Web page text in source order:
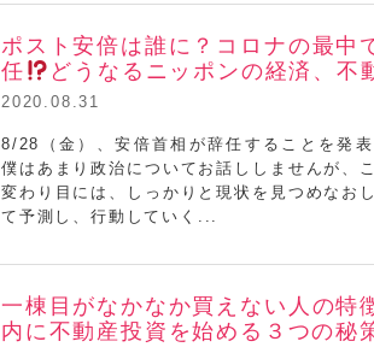
浦田健ミニセミナー
ポスト安倍は誰に？コロナの最中
任
どうなるニッポンの経済、不
2020.08.31
8/28（金）、安倍首相が辞任することを発
僕はあまり政治についてお話ししませんが、
変わり目には、しっかりと現状を見つめなお
て予測し、行動していく...
一棟目がなかなか買えない人の特
内に不動産投資を始める３つの秘